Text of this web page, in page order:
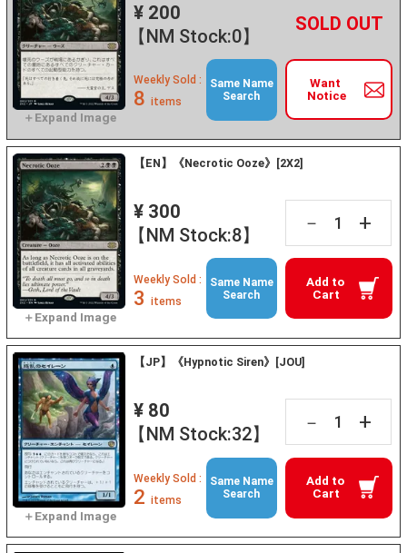
¥ 200
【NM Stock:0】
－ +
Want
Notice
Weekly Sold :
8 items
Same Name
Search
【EN】《Necrotic Ooze》[2X2]
¥ 300
【NM Stock:8】
－ +
Add to
Cart
Weekly Sold :
3 items
Same Name
Search
【JP】《Hypnotic Siren》[JOU]
¥ 80
【NM Stock:32】
－ +
Add to
Cart
Weekly Sold :
2 items
Same Name
Search